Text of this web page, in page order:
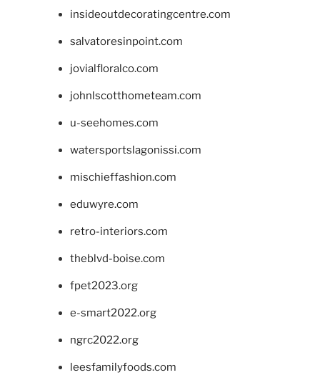
insideoutdecoratingcentre.com
salvatoresinpoint.com
jovialfloralco.com
johnlscotthometeam.com
u-seehomes.com
watersportslagonissi.com
mischieffashion.com
eduwyre.com
retro-interiors.com
theblvd-boise.com
fpet2023.org
e-smart2022.org
ngrc2022.org
leesfamilyfoods.com